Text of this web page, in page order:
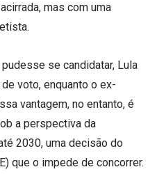
mas com uma
se candidatar, Lula
voto, enquanto o ex-
vantagem, no entanto, é
a perspectiva da
2030, uma decisão do
que o impede de concorrer.